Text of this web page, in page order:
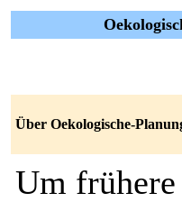
Über Oekologische-
Um frühere